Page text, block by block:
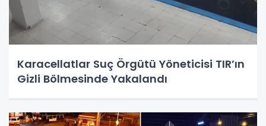
Karacellatlar Suç Örgütü Yöneticisi TIR’ın
Gizli Bölmesinde Yakalandı